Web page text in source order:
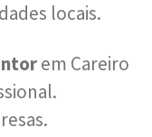
locais.
em Careiro